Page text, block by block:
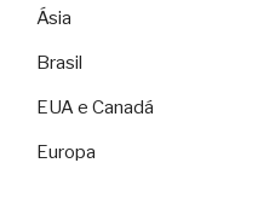
Ásia
Brasil
EUA e Canadá
Europa